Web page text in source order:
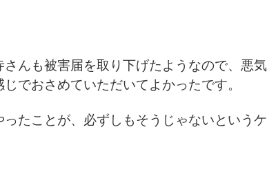
んも被害届を取り下げたようなので、悪気
でおさめていただいてよかったです。
たことが、必ずしもそうじゃないというケ